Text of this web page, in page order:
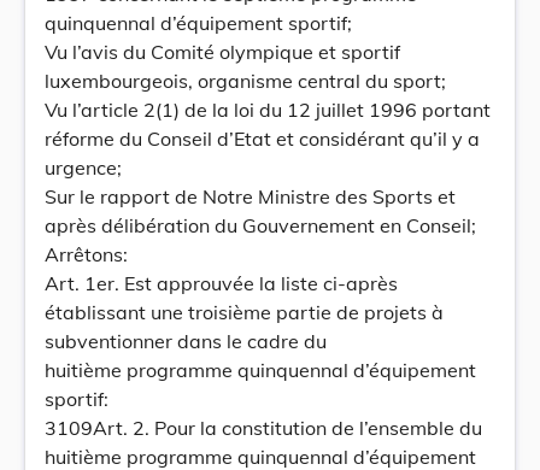
quinquennal d’équipement sportif;
Vu l’avis du Comité olympique et sportif
luxembourgeois, organisme central du sport;
Vu l’article 2(1) de la loi du 12 juillet 1996 portant
réforme du Conseil d’Etat et considérant qu’il y a
urgence;
Sur le rapport de Notre Ministre des Sports et
après délibération du Gouvernement en Conseil;
Arrêtons:
Art. 1er. Est approuvée la liste ci-après
établissant une troisième partie de projets à
subventionner dans le cadre du
huitième programme quinquennal d’équipement
sportif:
3109Art. 2. Pour la constitution de l’ensemble du
huitième programme quinquennal d’équipement